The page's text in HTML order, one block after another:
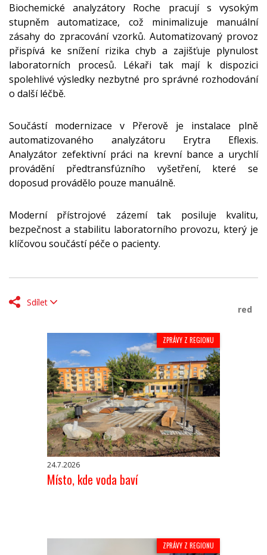
Biochemické analyzátory Roche pracují s vysokým
stupněm automatizace, což minimalizuje manuální
zásahy do zpracování vzorků. Automatizovaný provoz
přispívá ke snížení rizika chyb a zajišťuje plynulost
laboratorních procesů. Lékaři tak mají k dispozici
spolehlivé výsledky nezbytné pro správné rozhodování
o další léčbě.
Součástí modernizace v Přerově je instalace plně
automatizovaného analyzátoru Erytra Eflexis.
Analyzátor zefektivní práci na krevní bance a urychlí
provádění předtransfúzního vyšetření, které se
doposud provádělo pouze manuálně.
Moderní přístrojové zázemí tak posiluje kvalitu,
bezpečnost a stabilitu laboratorního provozu, který je
klíčovou součástí péče o pacienty.
Sdílet
red
ZPRÁVY Z REGIONU
24.7.2026
Místo, kde voda baví
ZPRÁVY Z REGIONU